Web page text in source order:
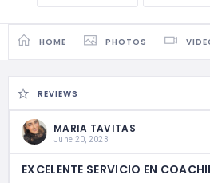
HOME PHOTOS
REVIEWS
MARIA TAVITAS
June 20, 2023
EXCELENTE SERVICIO EN